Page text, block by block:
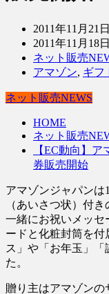
2011年11月21日
2011年11月18日
ネット販売
アマゾン, ギフ
ネット販売NEWS
HOME
ネット販売
【EC動向】
券販売開始
アマゾンジャパンは
（あいさつ状）付
一緒にお祝いメッセ
ードと化粧封筒を
ス」や「お年玉」
た。
贈り主はアマゾンの